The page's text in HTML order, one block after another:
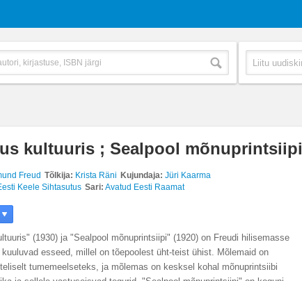
kultuuris ; Sealpool mõnuprintsiipi
Freud Tõlkija: Krista Räni Kujundaja: Jüri Kaarma
Keele Sihtasutus Sari: Avatud Eesti Raamat
(1930) ja "Sealpool mõnuprintsiipi" (1920) on Freudi hilisemasse
kuuluvad esseed, millel on tõepoolest üht-teist ühist. Mõlemaid on
tumemeelseteks, ja mõlemas on kesksel kohal mõnuprintsiibi